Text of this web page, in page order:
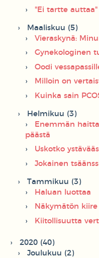
"Ei tartte auttaa"
Maaliskuu (5)
Vieraskynä:
Gynekologinen
Oodi
Milloin on
Kuinka sain
Helmikuu (3)
Enemmän
päästä
Uskotko
Jokainen
Tammikuu (3)
Haluan luottaa
Näkymätön kiire
Kiitollisuutta
2020 (40)
Joulukuu (2)